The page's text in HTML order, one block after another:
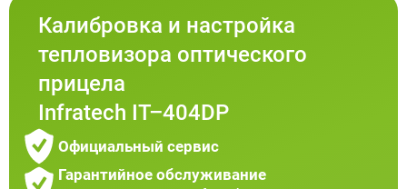
Калибровка и настройка
тепловизора оптического
прицела
Infratech IT–404DP
Официальный сервис
Гарантийное обслуживание